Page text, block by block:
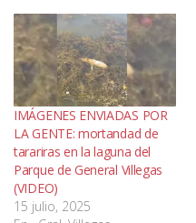
IMÁGENES ENVIADAS POR
LA GENTE: mortandad de
tarariras en la laguna del
Parque de General Villegas
(VIDEO)
15 julio, 2025